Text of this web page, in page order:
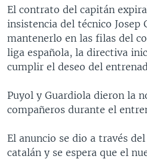
EL MUNDO AL DÍA [RADIO]
FORO [RADIO]
DEPORTIVO INTERNACIONAL
NOTA ECONÓMICA
ENTRETENIMIENTO
SÍGANOS
Idiomas
El contrato del capitán
insistencia del técnico Josep
mantenerlo en las filas del
liga española, la directiva
cumplir el deseo del
Puyol y Guardiola dieron la
compañeros durante el
El anuncio se dio a través
catalán y se espera que el